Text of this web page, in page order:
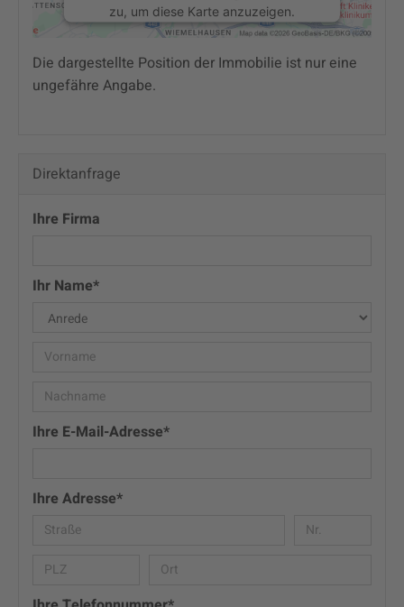
zu, um diese Karte anzuzeigen.
Mehr Informationen
Die dargestellte Position der Immobilie ist nur eine
ungefähre Angabe.
Direktanfrage
Ihre Firma
Ihr Name*
Ihre E-Mail-Adresse*
Ihre Adresse*